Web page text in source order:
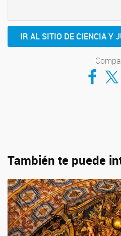
IR AL SITIO DE CIENCIA Y
Compartir
También te puede